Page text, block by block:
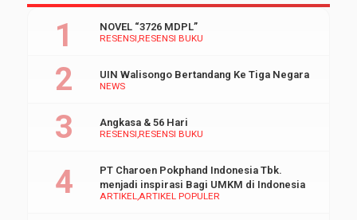
diperoleh yaitu emas kategori
yang diraih oleh Nafila Firda dan
RESENSI RESENSI BUKU
NOVEL “3726 MDPL”
NEWS
UIN Walisongo Bertandang Ke Tiga Negara
RESENSI RESENSI BUKU
Angkasa & 56 Hari
ARTIKELARTIKEL POPULER
PT Charoen Pokphand Indonesia Tbk.
menjadi inspirasi Bagi UMKM di Indonesia